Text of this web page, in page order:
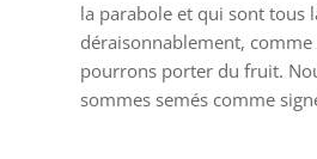
la parabole et qui sont tous
déraisonnablement,
pourrons porter du fruit.
sommes semés comme